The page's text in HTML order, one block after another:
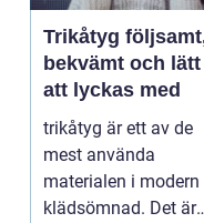
Trikåtyg följsamt,
bekvämt och lätt
att lyckas med
trikåtyg är ett av de
mest använda
materialen i modern
klädsömnad. Det är